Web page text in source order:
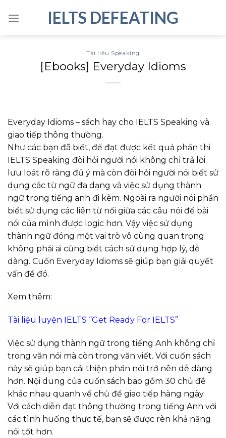
IELTS DEFEATING
Tài liệu Speaking
[Ebooks] Everyday Idioms
Everyday Idioms – sách hay cho IELTS Speaking và
giao tiếp thông thường.
Như các bạn đã biết, để đạt được kết quả phần thi
IELTS Speaking đòi hỏi người nói không chỉ trả lời
lưu loát rõ ràng đủ ý mà còn đòi hỏi người nói biết sử
dụng các từ ngữ đa dạng và việc sử dụng thành
ngữ trong tiếng anh đi kèm. Ngoài ra người nói phần
biết sử dụng các liên từ nối giữa các câu nói để bài
nói của mình được logic hơn. Vậy việc sử dụng
thành ngữ đóng một vai trò vô cùng quan trọng
không phải ai cũng biết cách sử dụng hợp lý, dễ
dàng. Cuốn Everyday Idioms sẽ giúp bạn giải quyết
vấn đề đó.
Xem thêm:
Tài liệu luyện IELTS “Get Ready For IELTS”
Việc sử dụng thành ngữ trong tiếng Anh không chỉ
trong văn nói mà còn trong văn viết. Với cuốn sách
này sẽ giúp bạn cải thiện phần nói trở nên dễ dàng
hơn. Nội dung của cuốn sách bao gồm 30 chủ đề
khác nhau quanh về chủ đề giao tiếp hàng ngày.
Với cách diễn đạt thông thường trong tiếng Anh với
các tình huống thực tế, bạn sẽ được rèn khả năng
nói tốt hơn.